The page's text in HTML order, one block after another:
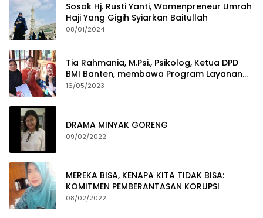
Sosok Hj. Rusti Yanti, Womenpreneur Umrah
Haji Yang Gigih Syiarkan Baitullah
08/01/2024
Tia Rahmania, M.Psi., Psikolog, Ketua DPD
BMI Banten, membawa Program Layanan
Pembuatan Dokumen Kependudukan
16/05/2023
DRAMA MINYAK GORENG
09/02/2022
MEREKA BISA, KENAPA KITA TIDAK BISA:
KOMITMEN PEMBERANTASAN KORUPSI
08/02/2022